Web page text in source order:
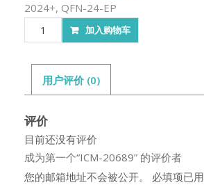
2024+, QFN-24-EP
ICM-
20689
加入购物车
用户评价 (0)
评价
目前还没有评价
成为第一个“ICM-20689” 的评价者
您的邮箱地址不会被公开。
必填项已用